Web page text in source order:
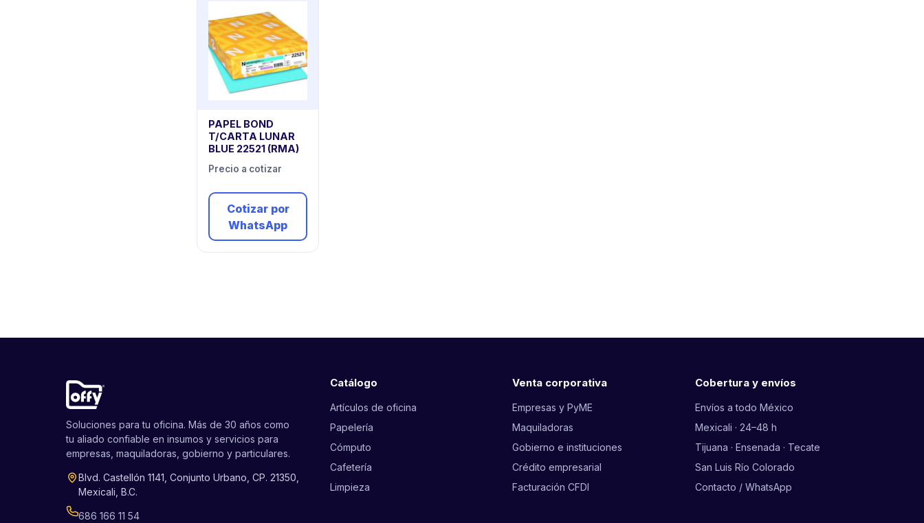
PAPEL BOND
T/CARTA LUNAR
BLUE 22521 (RMA)
Precio a cotizar
Cotizar por
WhatsApp
Soluciones para tu oficina. Más de 30 años como
tu aliado confiable en insumos y servicios para
empresas, maquiladoras, gobierno y particulares.
Blvd. Castellón 1141, Conjunto Urbano, CP. 21350,
Mexicali, B.C.
686 166 11 54
Catálogo
Artículos de oficina
Papelería
Cómputo
Cafetería
Limpieza
Venta corporativa
Empresas y PyME
Maquiladoras
Gobierno e instituciones
Crédito empresarial
Facturación CFDI
Cobertura y envíos
Envíos a todo México
Mexicali · 24–48 h
Tijuana · Ensenada · Tecate
San Luis Río Colorado
Contacto / WhatsApp